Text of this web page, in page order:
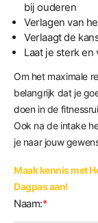
bij ouderen
Verlagen van
Verlaagt de
Laat je sterk
Om het maximale
belangrijk dat je
doen in de
Ook na de intake
je naar jouw
Maak kennis met
Dagpas aan!
Naam:*